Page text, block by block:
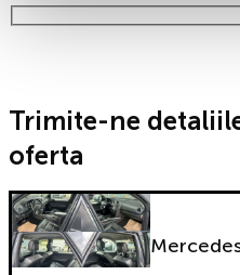
Trimite-ne
oferta